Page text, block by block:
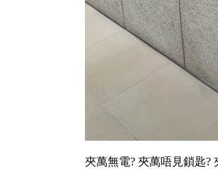
夾萬無電? 夾萬唔見鎖匙?